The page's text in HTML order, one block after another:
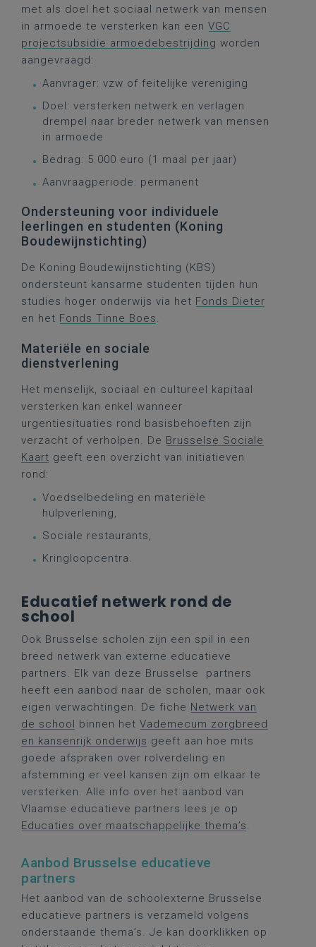
met als doel het sociaal netwerk van mensen
in armoede te versterken kan een VGC
projectsubsidie armoedebestrijding worden
aangevraagd:
Aanvrager: vzw of feitelijke vereniging
Doel: versterken netwerk en verlagen
drempel naar breder netwerk van mensen
in armoede
Bedrag: 5.000 euro (1 maal per jaar)
Aanvraagperiode: permanent
Ondersteuning voor individuele
leerlingen en studenten (Koning
Boudewijnstichting)
De Koning Boudewijnstichting (KBS)
ondersteunt kansarme studenten tijden hun
studies hoger onderwijs via het Fonds Dieter
en het Fonds Tinne Boes.
Materiële en sociale
dienstverlening
Het menselijk, sociaal en cultureel kapitaal
versterken kan enkel wanneer
urgentiesituaties rond basisbehoeften zijn
verzacht of verholpen. De Brusselse Sociale
Kaart geeft een overzicht van initiatieven
rond:
Voedselbedeling en materiële
hulpverlening,
Sociale restaurants,
Kringloopcentra.
Educatief netwerk rond de
school
Ook Brusselse scholen zijn een spil in een
breed netwerk van externe educatieve
partners. Elk van deze Brusselse partners
heeft een aanbod naar de scholen, maar ook
eigen verwachtingen. De fiche Netwerk van
de school binnen het Vademecum zorgbreed
en kansenrijk onderwijs geeft aan hoe mits
goede afspraken over rolverdeling en
afstemming er veel kansen zijn om elkaar te
versterken. Alle info over het aanbod van
Vlaamse educatieve partners lees je op
Educaties over maatschappelijke thema’s.
Aanbod Brusselse educatieve
partners
Het aanbod van de schoolexterne Brusselse
educatieve partners is verzameld volgens
onderstaande thema’s. Je kan doorklikken op